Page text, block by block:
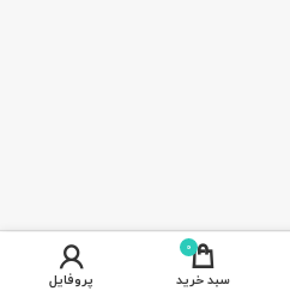
0
سبد خرید پروفایل